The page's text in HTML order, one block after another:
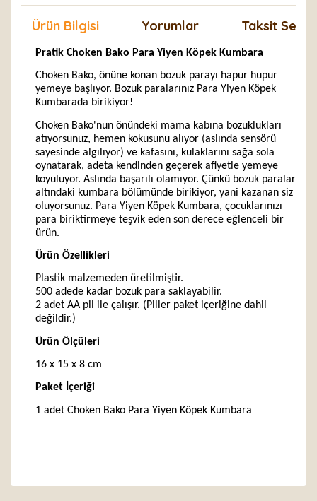
Ürün Bilgisi Yorumlar Taksit
Pratik Choken Bako Para Yiyen Köpek Kumbara
Choken Bako, önüne konan bozuk parayı hapur hupur
yemeye başlıyor. Bozuk paralarınız Para Yiyen Köpek
Kumbarada birikiyor!
Choken Bako'nun önündeki mama kabına bozuklukları
atıyorsunuz, hemen kokusunu alıyor (aslında sensörü
sayesinde algılıyor) ve kafasını, kulaklarını sağa sola
oynatarak, adeta kendinden geçerek afiyetle yemeye
koyuluyor. Aslında başarılı olamıyor. Çünkü bozuk paralar
altındaki kumbara bölümünde birikiyor, yani kazanan siz
oluyorsunuz. Para Yiyen Köpek Kumbara, çocuklarınızı
para biriktirmeye teşvik eden son derece eğlenceli bir
ürün.
Ürün Özellikleri
Plastik malzemeden üretilmiştir.
500 adede kadar bozuk para saklayabilir.
2 adet AA pil ile çalışır. (Piller paket içeriğine dahil
değildir.)
Ürün Ölçüleri
16 x 15 x 8 cm
Paket İçeriği
1 adet Choken Bako Para Yiyen Köpek Kumbara